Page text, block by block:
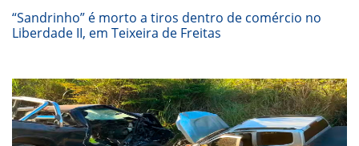
“Sandrinho” é morto a tiros dentro de comércio no
Liberdade II, em Teixeira de Freitas